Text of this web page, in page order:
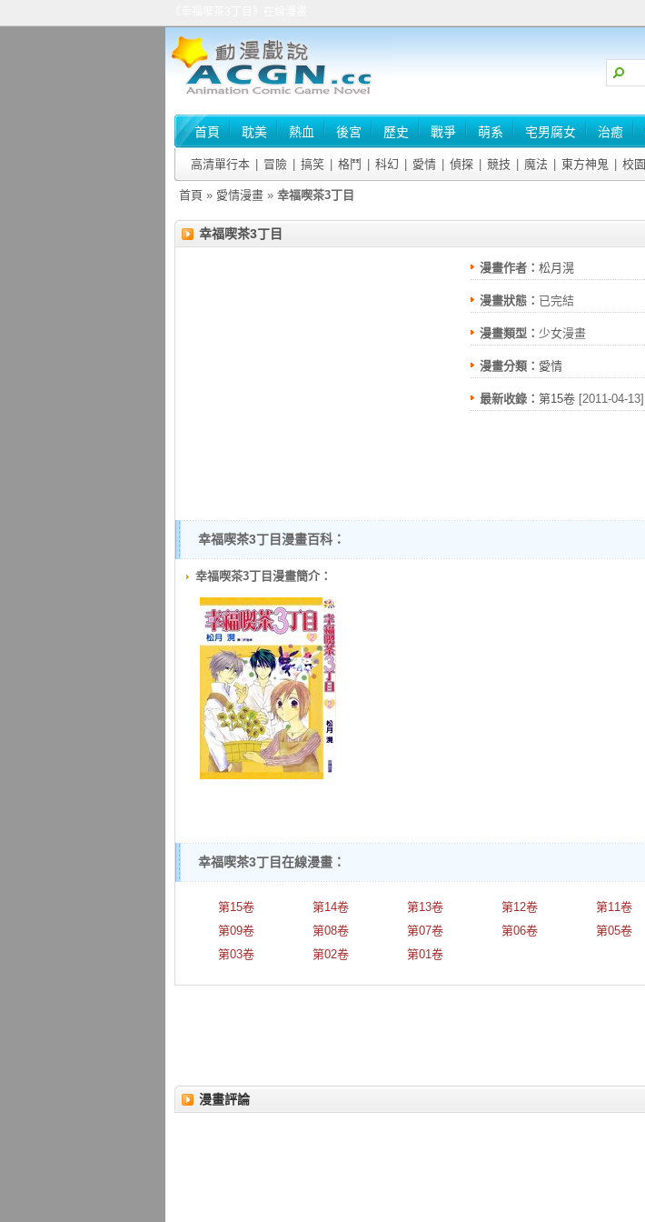
首頁 耽美 熱血 後宮 歷史 戰爭 萌系 宅男腐女 治癒
高清單行本 冒險 搞笑 格鬥 科幻 愛情 偵探 競技 魔法 東方神鬼 校園
首頁 » 愛情漫畫 » 幸福喫茶3丁目
幸福喫茶3丁目
漫畫作者： 松月滉
漫畫狀態： 已完結
漫畫類型： 少女漫畫
漫畫分類： 愛情
最新收錄： 第15卷 [2011-04-13]
幸福喫茶3丁目漫畫百科：
幸福喫茶3丁目漫畫簡介：
幸福喫茶3丁目在線漫畫：
第15卷 第14卷 第13卷 第12卷 第11卷
第09卷
第08卷 第07卷 第06卷 第05卷
第03卷
第02卷 第01卷
漫畫評論